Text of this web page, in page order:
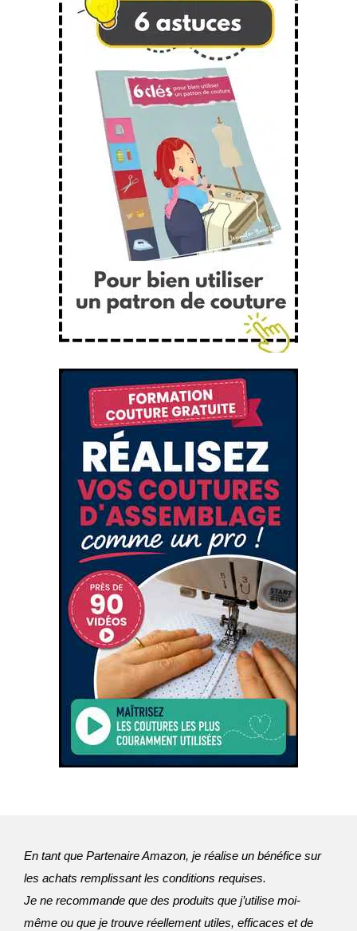
En tant que Partenaire Amazon, je réalise un bénéfice sur
les achats remplissant les conditions requises.
Je ne recommande que des produits que j’utilise moi-
même ou que je trouve réellement utiles, efficaces et de